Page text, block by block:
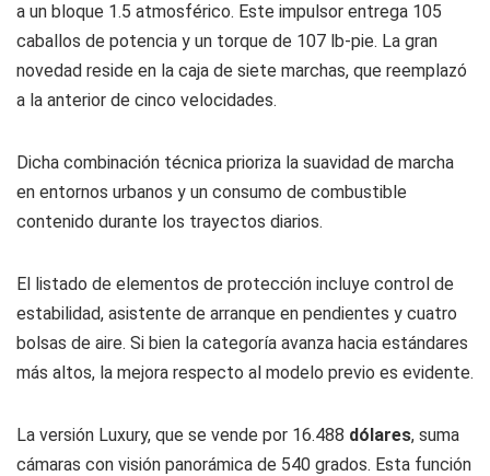
a un bloque 1.5 atmosférico. Este impulsor entrega 105
caballos de potencia y un torque de 107 lb-pie. La gran
novedad reside en la caja de siete marchas, que reemplazó
a la anterior de cinco velocidades.
Dicha combinación técnica prioriza la suavidad de marcha
en entornos urbanos y un consumo de combustible
contenido durante los trayectos diarios.
El listado de elementos de protección incluye control de
estabilidad, asistente de arranque en pendientes y cuatro
bolsas de aire. Si bien la categoría avanza hacia estándares
más altos, la mejora respecto al modelo previo es evidente.
La versión Luxury, que se vende por 16.488 dólares, suma
cámaras con visión panorámica de 540 grados. Esta función